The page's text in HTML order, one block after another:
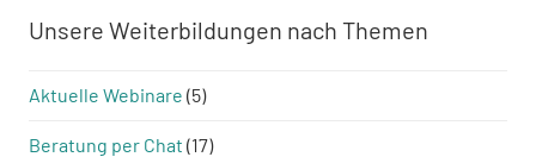
Unsere Weiterbildungen nach Themen
Aktuelle Webinare (5)
Beratung per Chat (17)